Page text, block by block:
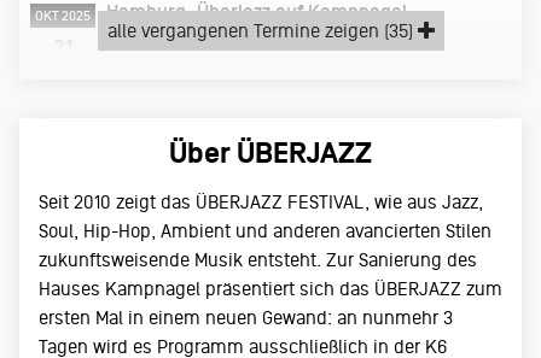
OKT 2025 Hamburg Überjazz auf Kampnagel
Freitag, 31.10.25
alle vergangenen Termine zeigen (35)
Über ÜBERJAZZ
Seit 2010 zeigt das ÜBERJAZZ FESTIVAL, wie aus Jazz,
Soul, Hip-Hop, Ambient und anderen avancierten Stilen
zukunftsweisende Musik entsteht. Zur Sanierung des
Hauses Kampnagel präsentiert sich das ÜBERJAZZ zum
ersten Mal in einem neuen Gewand: an nunmehr 3
Tagen wird es Programm ausschließlich in der K6